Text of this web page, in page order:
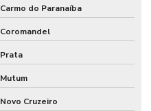
Carmo do Paranaíba
Coromandel
Prata
Mutum
Novo Cruzeiro